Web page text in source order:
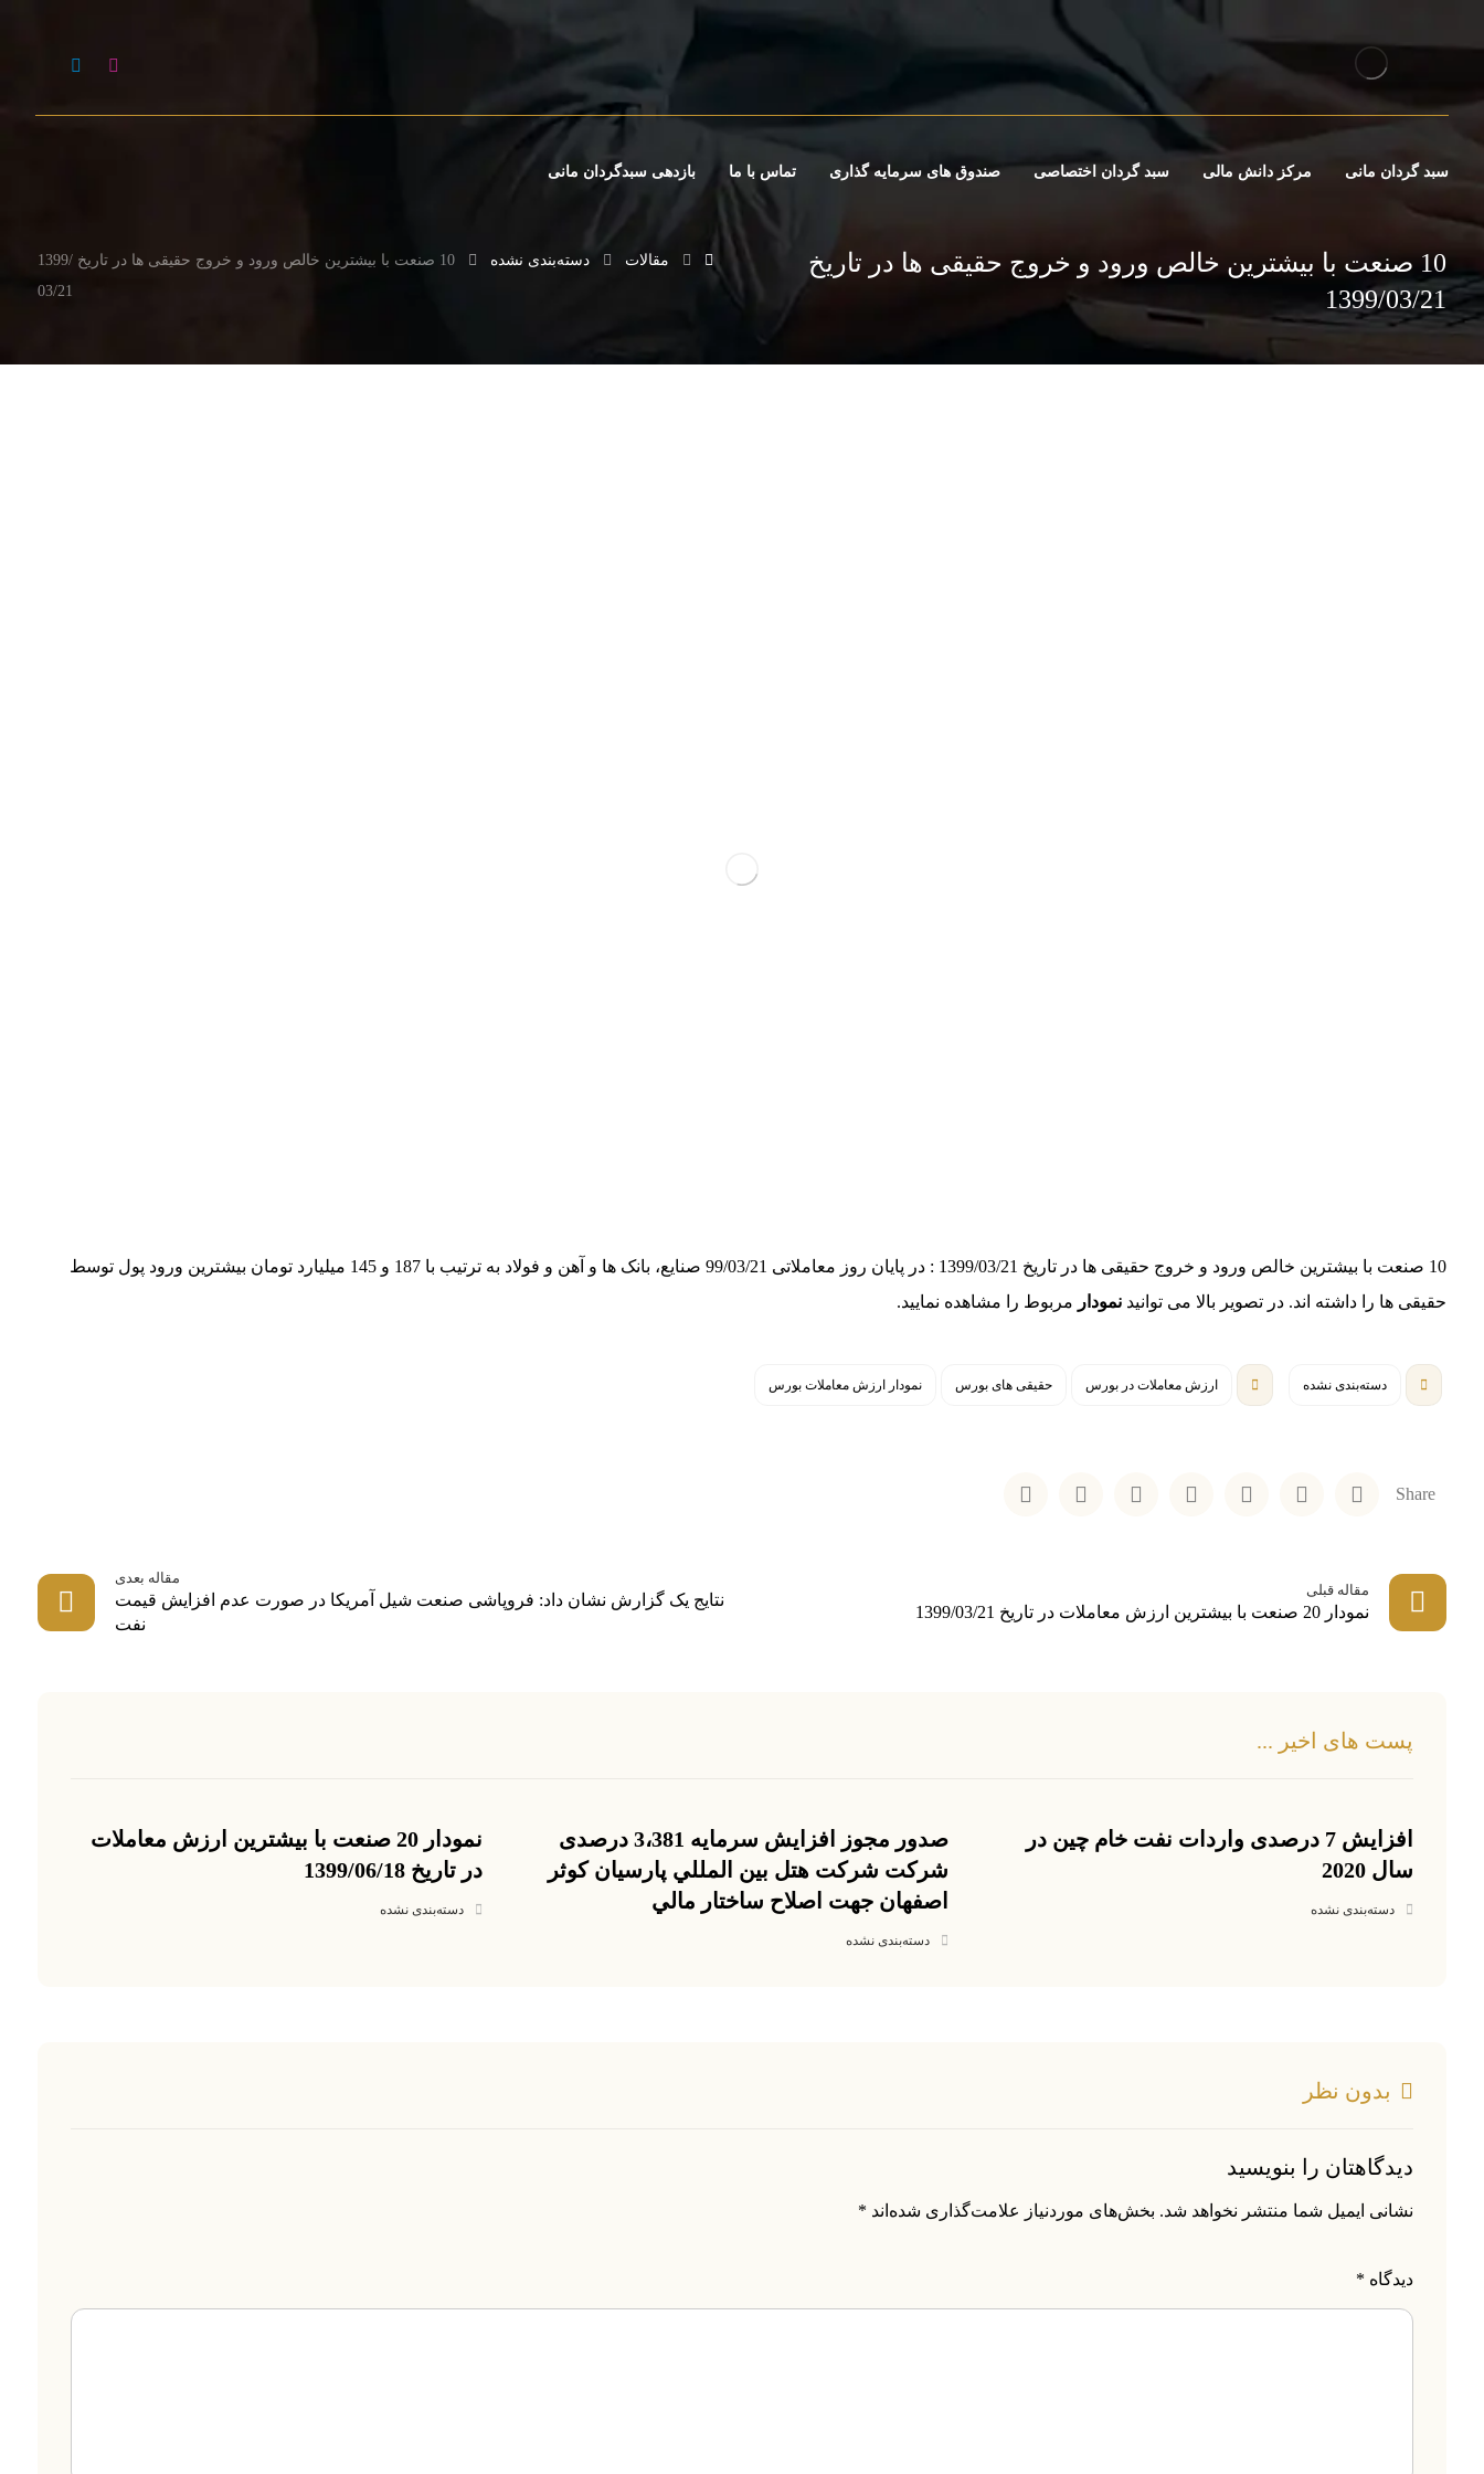
سبد گردان مانی مرکز دانش مالی سبد گردان اختصاصی صندوق های سرمایه گذاری تماس با ما بازدهی سبدگردان مانی
10 صنعت با بیشترین خالص ورود و خروج حقیقی ها در تاریخ
1399/03/21
مقالات دسته‌بندی نشده
10 صنعت با بیشترین خالص ورود و خروج حقیقی ها در تاریخ 1399/
03/21
10 صنعت با بیشترین خالص ورود و خروج حقیقی ها در تاریخ 1399/03/21 :
در پایان روز معاملاتی 99/03/21 صنایع، بانک ها و آهن و فولاد به ترتیب با 187 و 145 میلیارد تومان بیشترین ورود پول توسط
حقیقی ها را داشته اند. در تصویر بالا می توانید نمودار مربوط را مشاهده نمایید.
دسته‌بندی نشده ارزش معاملات در بورس حقیقی های بورس نمودار ارزش معاملات بورس
مقاله قبلی
نمودار 20 صنعت با بیشترین ارزش معاملات در تاریخ 1399/03/21
مقاله بعدی
نتایج یک گزارش نشان داد: فروپاشی صنعت شیل آمریکا در صورت عدم افزایش قیمت
نفت
پست های اخیر ...
افزایش 7 درصدی واردات نفت خام چین در
سال 2020
دسته‌بندی نشده
صدور مجوز افزایش سرمایه 3،381 درصدی
شرکت شرکت هتل بين المللي پارسيان کوثر
اصفهان جهت اصلاح ساختار مالي
دسته‌بندی نشده
نمودار 20 صنعت با بیشترین ارزش معاملات
در تاریخ 1399/06/18
دسته‌بندی نشده
بدون نظر
دیدگاهتان را بنویسید
نشانی ایمیل شما منتشر نخواهد شد. بخش‌های موردنیاز علامت‌گذاری شده‌اند *
دیدگاه *